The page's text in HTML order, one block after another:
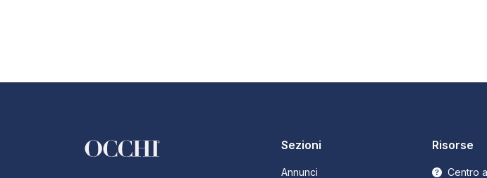
Sezioni
Annunci
Risorse
Centro